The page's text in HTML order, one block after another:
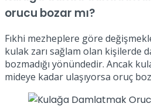
orucu bozar mı?
Fıkhi mezheplere göre
kulak zarı sağlam olan kişilerde
bozmadığı yönündedir. Ancak
mideye kadar ulaşıyorsa oruç